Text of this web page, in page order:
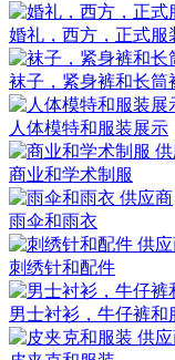
婚礼，西方，正式服
袜子，紧身裤和长筒
人体模特和服装展示
商业和学术制服
雨伞和雨衣
刺绣针和配件
男士衬衫，牛仔裤和